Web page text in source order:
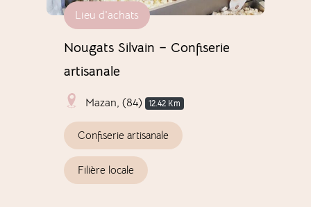
Lieu d'achats
Nougats Silvain – Confiserie
artisanale
Mazan, (84) 12.42 Km
Confiserie artisanale
Filière locale